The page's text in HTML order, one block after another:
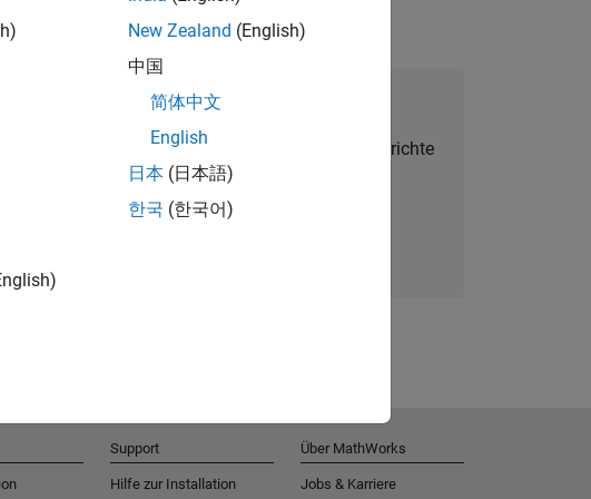
Talent Network beitreten
Erhalten Sie personalisierte Stellenangebote, Berichte
und Unternehmensneuigkeiten.
New Zealand (English)
中国
简体中文
English
日本 (日本語)
한국 (한국어)
Support
Hilfe zur Installation
Über MathWorks
Jobs & Karriere